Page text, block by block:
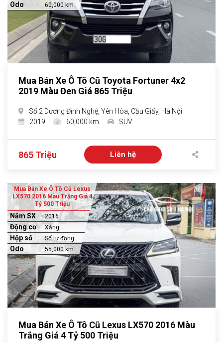
Odo 60,000 km
Mua Bán Xe Ô Tô Cũ Toyota Fortuner 4x2
2019 Màu Đen Giá 865 Triệu
Số 2 Dương Đình Nghệ, Yên Hòa, Cầu Giấy, Hà Nội
2019
60,000 km SUV
865 Triệu Liên hệ
Mua Bán Xe Ô Tô Cũ Lexus
LX570 2016 Màu Trắng Giá 4
Tỷ 500 Triệu
Năm SX 2016
Động cơ Xăng
Hộp số Số tự động
Odo 55,000 km
Mua Bán Xe Ô Tô Cũ Lexus LX570 2016 Màu
Trắng Giá 4 Tỷ 500 Triệu